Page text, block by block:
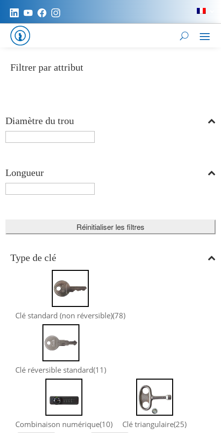
Filtrer par attribut
Diamètre du trou
Longueur
Réinitialiser les filtres
Type de clé
Clé standard (non réversible)(78)
Clé réversible standard(11)
Combinaison numérique(10) Clé triangulaire(25)